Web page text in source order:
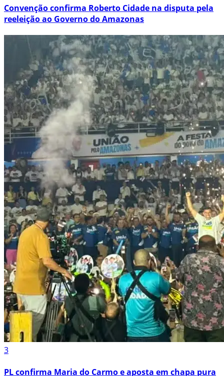
Convenção confirma Roberto Cidade na disputa pela
reeleição ao Governo do Amazonas
3
PL confirma Maria do Carmo e aposta em chapa pura